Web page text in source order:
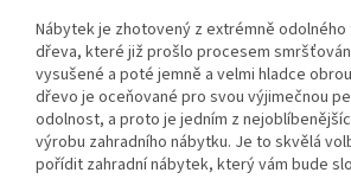
Nábytek je zhotovený z extrémně
dřeva, které již prošlo procesem
vysušené a poté jemně a velmi hladce
dřevo je oceňované pro svou výjimečnou
odolnost, a proto je jedním z
výrobu zahradního nábytku. Je to skvělá
pořídit zahradní nábytek, který vám bude